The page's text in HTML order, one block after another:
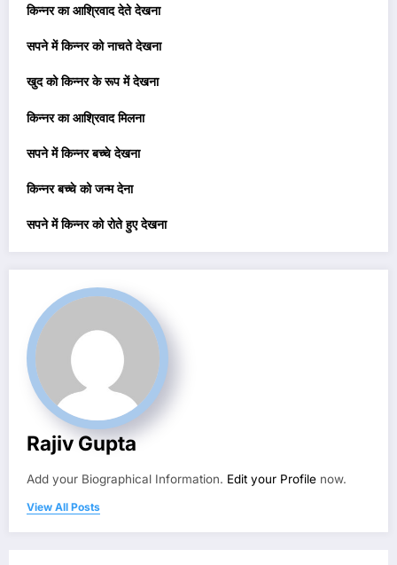
किन्नर का आश्रिवाद देते देखना
सपने में किन्नर को नाचते देखना
खुद को किन्नर के रूप में देखना
किन्नर का आश्रिवाद मिलना
सपने में किन्नर बच्चे देखना
किन्नर बच्चे को जन्म देना
सपने में किन्नर को रोते हुए देखना
Rajiv Gupta
Add your Biographical Information. Edit your Profile now.
View All Posts